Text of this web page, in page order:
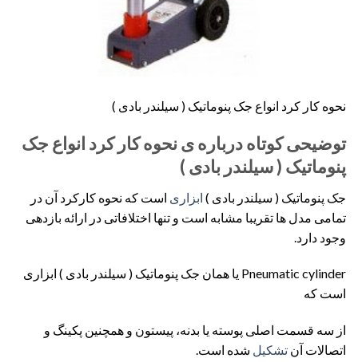
نحوه کار کرد انواع جک پنوماتیک ( سیلندر بادی )
توضیحی کوتاه درباره ی نحوه کار کرد انواع جک
پنوماتیک ( سیلندر بادی )
جک پنوماتیک ( سیلندر بادی ) ابزاری است که نحوه کارکرد آن در
تمامی مدل ها تقریبا مشابه است و تنها اختلافاتی در ارائه بازدهی
وجود دارد.
Pneumatic cylinder یا همان جک پنوماتیک ( سیلندر بادی ) ابزاری
است که
از سه قسمت اصلی پوسته یا بدنه، پیستون و همچنین پکینگ و
اتصالات آن تشکیل شده است.